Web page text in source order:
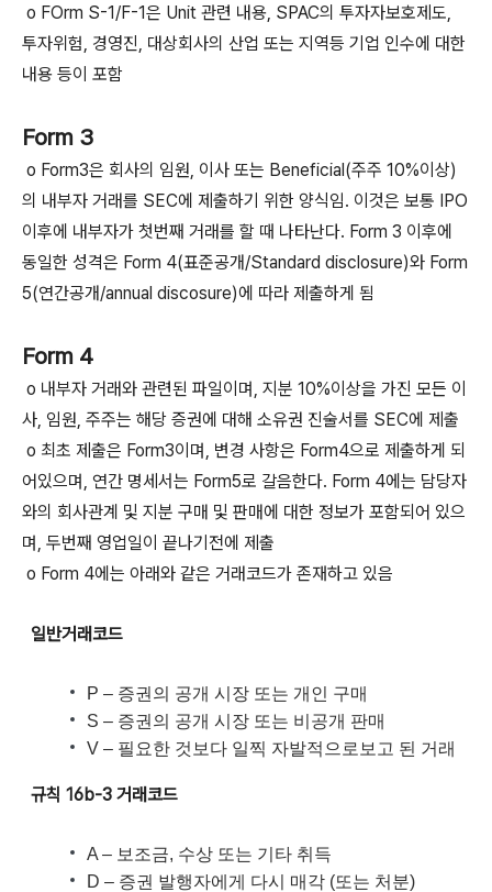
o FOrm S-1/F-1은 Unit 관련 내용, SPAC의 투자자보호제도,
투자위험, 경영진, 대상회사의 산업 또는 지역등 기업 인수에 대한
내용 등이 포함
Form 3
o Form3은 회사의 임원, 이사 또는 Beneficial(주주 10%이상)
의 내부자 거래를 SEC에 제출하기 위한 양식임. 이것은 보통 IPO
이후에 내부자가 첫번째 거래를 할 때 나타난다. Form 3 이후에
동일한 성격은 Form 4(표준공개/Standard disclosure)와 Form
5(연간공개/annual discosure)에 따라 제출하게 됨
Form 4
o 내부자 거래와 관련된 파일이며, 지분 10%이상을 가진 모든 이
사, 임원, 주주는 해당 증권에 대해 소유권 진술서를 SEC에 제출
o 최초 제출은 Form3이며, 변경 사항은 Form4으로 제출하게 되
어있으며, 연간 명세서는 Form5로 갈음한다. Form 4에는 담당자
와의 회사관계 및 지분 구매 및 판매에 대한 정보가 포함되어 있으
며, 두번째 영업일이 끝나기전에 제출
o Form 4에는 아래와 같은 거래코드가 존재하고 있음
일반거래코드
P – 증권의 공개 시장 또는 개인 구매
S – 증권의 공개 시장 또는 비공개 판매
V – 필요한 것보다 일찍 자발적으로보고 된 거래
규칙 16b-3 거래코드
A – 보조금, 수상 또는 기타 취득
D – 증권 발행자에게 다시 매각 (또는 처분)